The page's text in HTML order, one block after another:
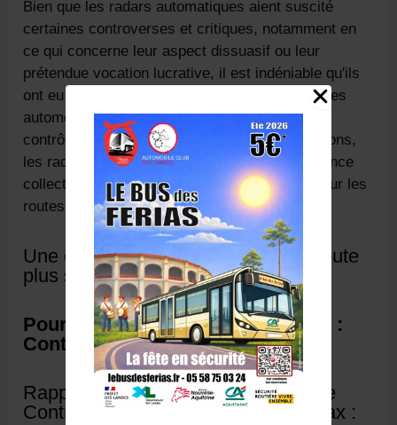
Bien que les radars automatiques aient suscité
certaines controverses et critiques, notamment en
ce qui concerne leur aspect dissuasif ou leur
prétendue vocation lucrative, il est indéniable qu'ils
ont eu un impact positif sur le comportement des
automobilistes. En instaurant un système de
contrôle continu et en sanctionnant les infractions,
les radars ont participé à une prise de conscience
collective quant à l'importance de la sécurité sur les
routes.
Une évolution constante pour une route
plus sûre
Pour une conduite sûre et sereine :
Contactez-nous dès aujourd'hui !
Rappel des points forts du Centre de
Contrôle Technique Automobile à Dax :